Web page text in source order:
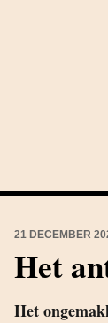
21 DECEMBER
Het
Het